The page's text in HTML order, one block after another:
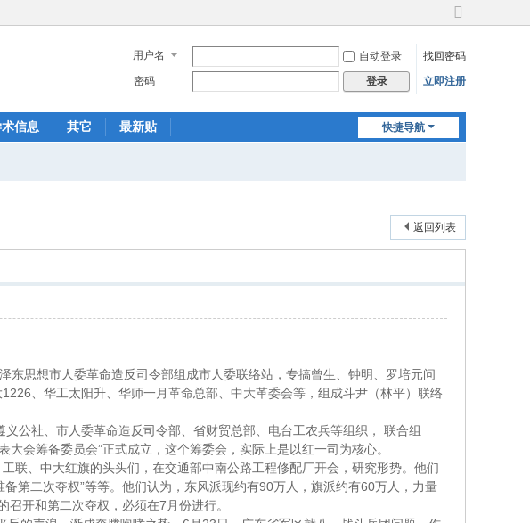
切
到
宽
用户名 自动登录
找回密码
密码
登录 立即注册
快捷导航
信息 其它 最新贴
返回列表
思想市人委革命造反司令部组成市人委联络站，专搞曾生、钟明、罗培元问
1226、华工太阳升、华师一月革命总部、中大革委会等，组成斗尹（林平）联络
公社、市人委革命造反司令部、省财贸总部、电台工农兵等组织，
联合组
大会筹备委员会”正式成立，这个筹委会，实际上是以红一司为核心。
工联、中大红旗的头头们，在交通部中南公路工程修配厂开会，研究形势。他们
备第二次夺权”等等。他们认为，东风派现约有90万人，旗派约有60万人，力量
召开和第二次夺权，必须在7 月份进行。